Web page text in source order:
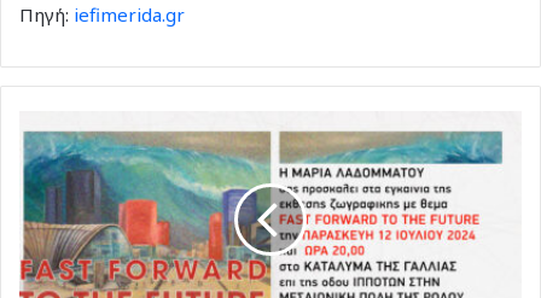
Πηγή: iefimerida.gr
το
Στρασβούργο
στη
Ρόδο.Έκθεση
ζωγραφικής
της